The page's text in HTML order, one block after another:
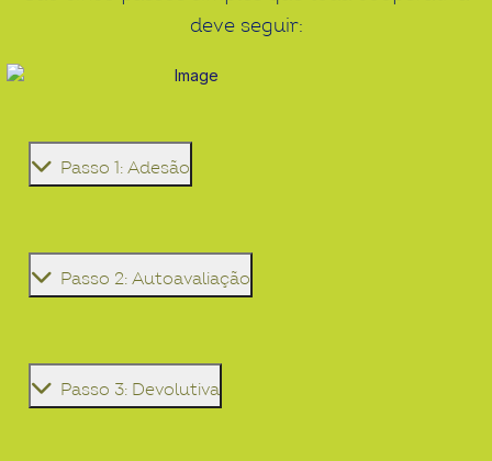
deve seguir:
Passo 1: Adesão
Passo 2: Autoavaliação
Passo 3: Devolutiva